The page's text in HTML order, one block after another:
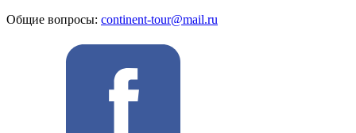
Общие вопросы: continent-tour@mail.ru